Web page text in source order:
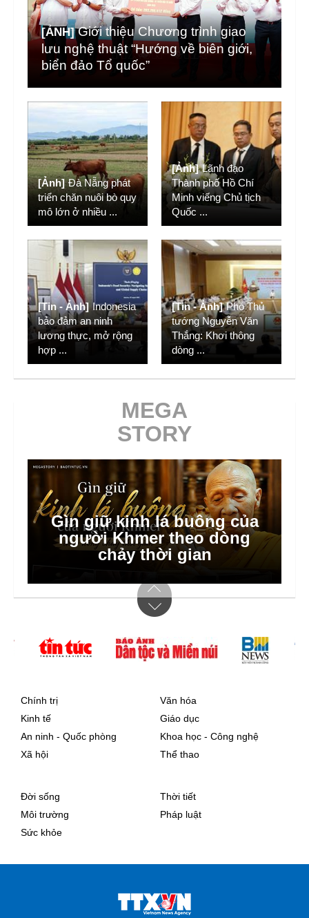
[ẢNH] Giới thiệu Chương trình giao
lưu nghệ thuật “Hướng về biên giới,
biển đảo Tổ quốc”
[Ảnh] Đà Nẵng phát
triển chăn nuôi bò quy
mô lớn ở nhiều ...
[Ảnh] Lãnh đạo
Thành phố Hồ Chí
Minh viếng Chủ tịch
Quốc ...
[Tin - Ảnh] Indonesia
bảo đảm an ninh
lương thực, mở rộng
hợp ...
[Tin - Ảnh] Phó Thủ
tướng Nguyễn Văn
Thắng: Khơi thông
dòng ...
MEGA
STORY
Gìn giữ kinh lá buông của
người Khmer theo dòng
chảy thời gian
Chính trị
Kinh tế
An ninh - Quốc phòng
Xã hội
Văn hóa
Giáo dục
Khoa học - Công nghệ
Thể thao
Đời sống
Môi trường
Sức khỏe
Thời tiết
Pháp luật